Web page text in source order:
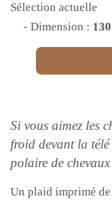
Sélection actuelle
- Dimension :
Si vous aimez les
froid devant la
polaire de
Un plaid imprimé